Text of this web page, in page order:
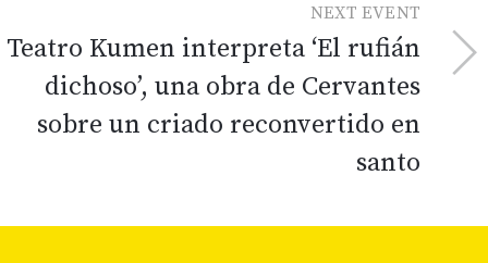
NEXT EVENT
Teatro Kumen interpreta ‘El rufián
dichoso’, una obra de Cervantes
sobre un criado reconvertido en
santo